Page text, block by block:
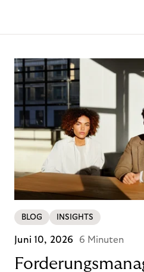
BLOG INSIGHTS
Juni 10, 2026 6 Minuten